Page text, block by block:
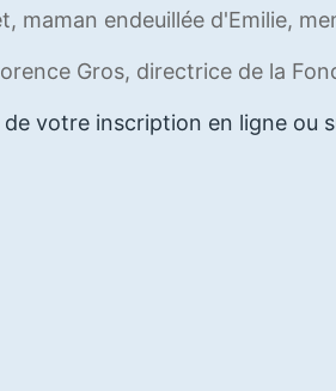
maman endeuillée d'Emilie,
Gros, directrice de la
de votre inscription en ligne ou